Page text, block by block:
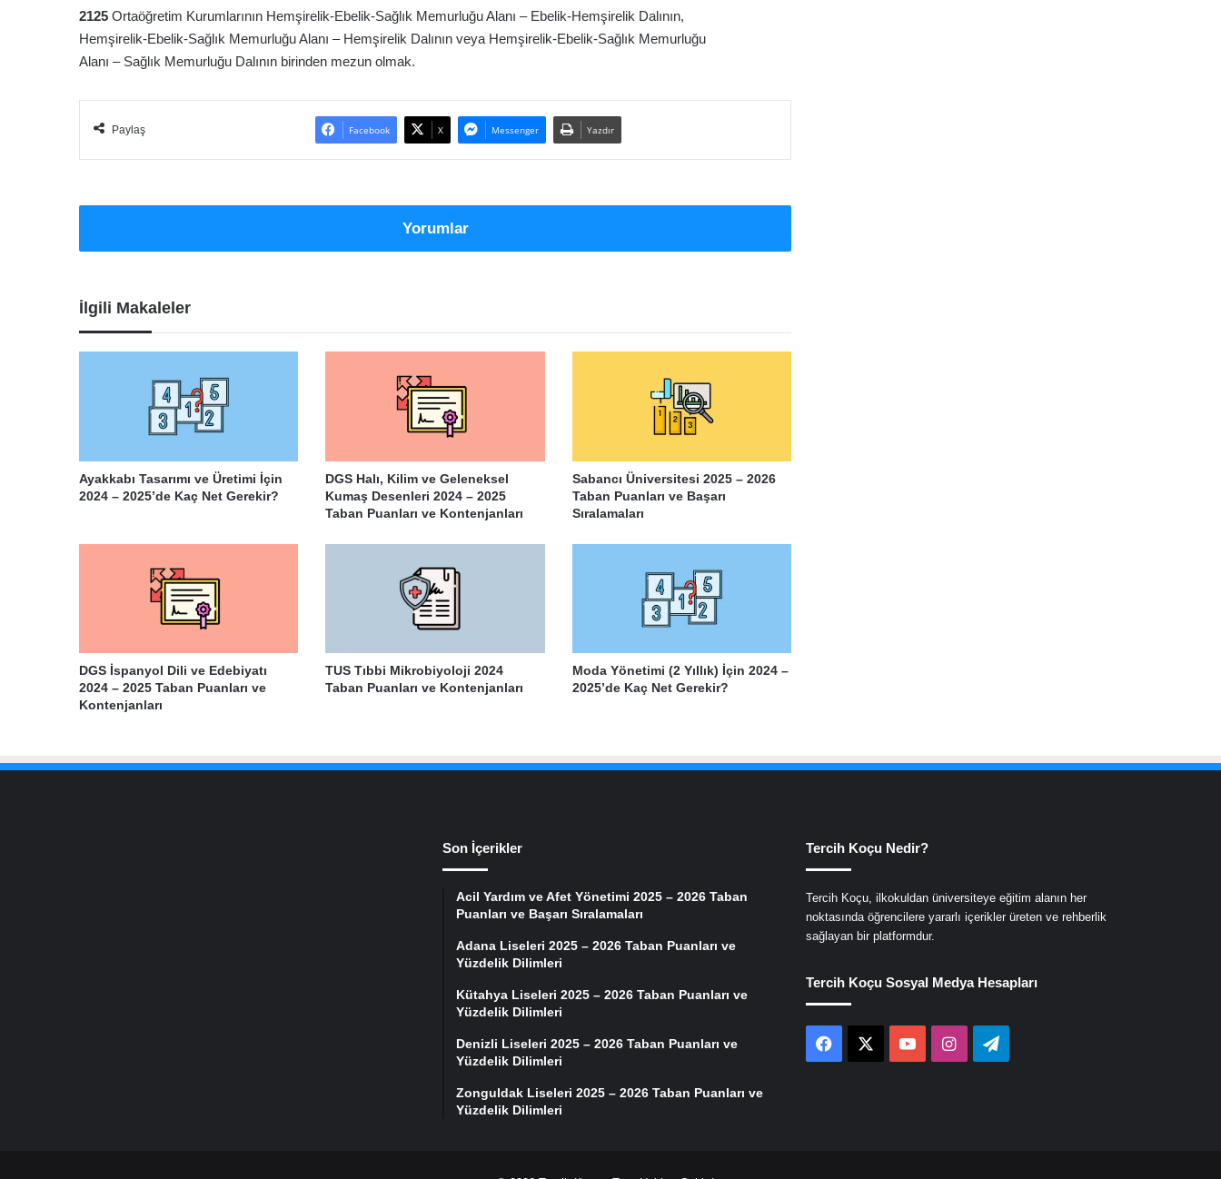
2125 Ortaöğretim Kurumlarının Hemşirelik-Ebelik-Sağlık Memurluğu Alanı – Ebelik-Hemşirelik Dalının,
Hemşirelik-Ebelik-Sağlık Memurluğu Alanı – Hemşirelik Dalının veya Hemşirelik-Ebelik-Sağlık Memurluğu
Alanı – Sağlık Memurluğu Dalının birinden mezun olmak.
Paylaş Facebook X Messenger Yazdır
Yorumlar
İlgili Makaleler
Ayakkabı Tasarımı ve Üretimi İçin
2024 – 2025’de Kaç Net Gerekir?
DGS Halı, Kilim ve Geleneksel
Kumaş Desenleri 2024 – 2025
Taban Puanları ve Kontenjanları
Sabancı Üniversitesi 2025 – 2026
Taban Puanları ve Başarı
Sıralamaları
DGS İspanyol Dili ve Edebiyatı
2024 – 2025 Taban Puanları ve
Kontenjanları
TUS Tıbbi Mikrobiyoloji 2024
Taban Puanları ve Kontenjanları
Moda Yönetimi (2 Yıllık) İçin 2024 –
2025’de Kaç Net Gerekir?
Son İçerikler
Acil Yardım ve Afet Yönetimi 2025 – 2026 Taban
Puanları ve Başarı Sıralamaları
Adana Liseleri 2025 – 2026 Taban Puanları ve
Yüzdelik Dilimleri
Kütahya Liseleri 2025 – 2026 Taban Puanları ve
Yüzdelik Dilimleri
Denizli Liseleri 2025 – 2026 Taban Puanları ve
Yüzdelik Dilimleri
Zonguldak Liseleri 2025 – 2026 Taban Puanları ve
Yüzdelik Dilimleri
Tercih Koçu Nedir?
Tercih Koçu, ilkokuldan üniversiteye eğitim alanın her
noktasında öğrencilere yararlı içerikler üreten ve rehberlik
sağlayan bir platformdur.
Tercih Koçu Sosyal Medya Hesapları
Facebook YouTubeInstagramTelegram